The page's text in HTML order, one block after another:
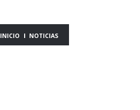
INICIO NOTICIAS